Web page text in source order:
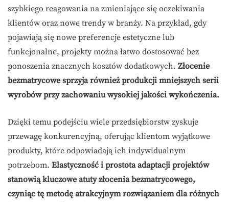
szybkiego reagowania na zmieniające się oczekiwania
klientów oraz nowe trendy w branży. Na przykład, gdy
pojawiają się nowe preferencje estetyczne lub
funkcjonalne, projekty można łatwo dostosować bez
ponoszenia znacznych kosztów dodatkowych. Złocenie
bezmatrycowe sprzyja również produkcji mniejszych serii
wyrobów przy zachowaniu wysokiej jakości wykończenia.
Dzięki temu podejściu wiele przedsiębiorstw zyskuje
przewagę konkurencyjną, oferując klientom wyjątkowe
produkty, które odpowiadają ich indywidualnym
potrzebom. Elastyczność i prostota adaptacji projektów
stanowią kluczowe atuty złocenia bezmatrycowego,
czyniąc tę metodę atrakcyjnym rozwiązaniem dla różnych